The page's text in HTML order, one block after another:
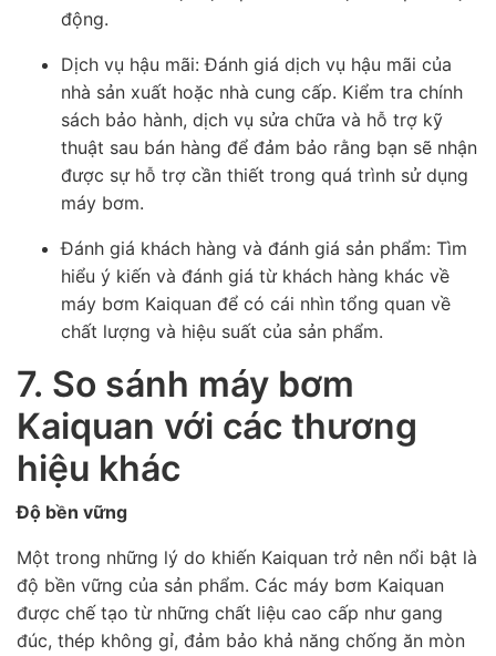
động.
Dịch vụ hậu mãi: Đánh giá dịch vụ hậu mãi của
nhà sản xuất hoặc nhà cung cấp. Kiểm tra chính
sách bảo hành, dịch vụ sửa chữa và hỗ trợ kỹ
thuật sau bán hàng để đảm bảo rằng bạn sẽ nhận
được sự hỗ trợ cần thiết trong quá trình sử dụng
máy bơm.
Đánh giá khách hàng và đánh giá sản phẩm: Tìm
hiểu ý kiến và đánh giá từ khách hàng khác về
máy bơm Kaiquan để có cái nhìn tổng quan về
chất lượng và hiệu suất của sản phẩm.
7. So sánh máy bơm
Kaiquan với các thương
hiệu khác
Độ bền vững
Một trong những lý do khiến Kaiquan trở nên nổi bật là
độ bền vững của sản phẩm. Các máy bơm Kaiquan
được chế tạo từ những chất liệu cao cấp như gang
đúc, thép không gỉ, đảm bảo khả năng chống ăn mòn